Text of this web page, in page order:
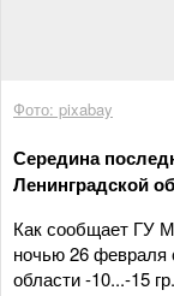
Фото: pixabay
Середина
Ленинградской
Как сообщает ГУ
ночью 26 февраля
области -10...-15